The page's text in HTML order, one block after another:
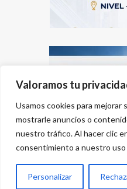
Valoramos tu
Usamos cookies para mejorar
mostrarle anuncios o
nuestro tráfico. Al hacer clic
consentimiento a nuestro uso
Personalizar